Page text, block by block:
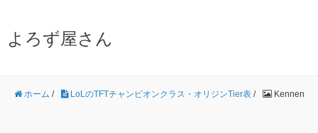
よろず屋さん
ホーム / LoLのTFTチャンピオンクラス・オリジンTier表 / Kennen